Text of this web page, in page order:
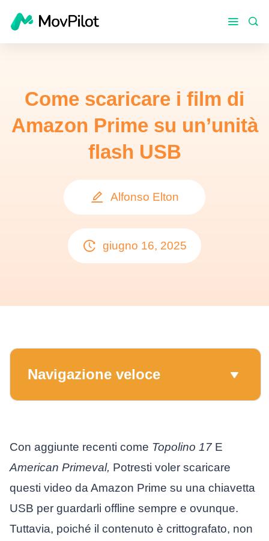
Come scaricare i film di
Amazon Prime su un’unità
flash USB
Alfonso Elton
giugno 16, 2025
Navigazione veloce
Con aggiunte recenti come Topolino 17E
American Primeval, Potresti voler scaricare
questi video da Amazon Prime su una chiavetta
USB per guardarli offline sempre e ovunque.
Tuttavia, poiché il contenuto è crittografato, non